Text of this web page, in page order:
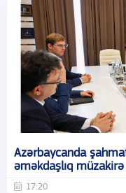
Azərbaycanda
əməkdaşlıq
17:20